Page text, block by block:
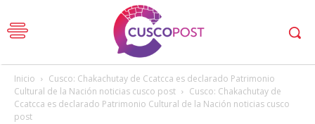
Inicio
Cusco: Chakachutay de Ccatcca es declarado Patrimonio
Cultural de la Nación noticias cusco post
Cusco: Chakachutay de
Ccatcca es declarado Patrimonio Cultural de la Nación noticias cusco
post